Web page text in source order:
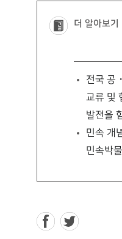
더 알아보기
전국 공
교류 및
발전을
민속 개
민속박